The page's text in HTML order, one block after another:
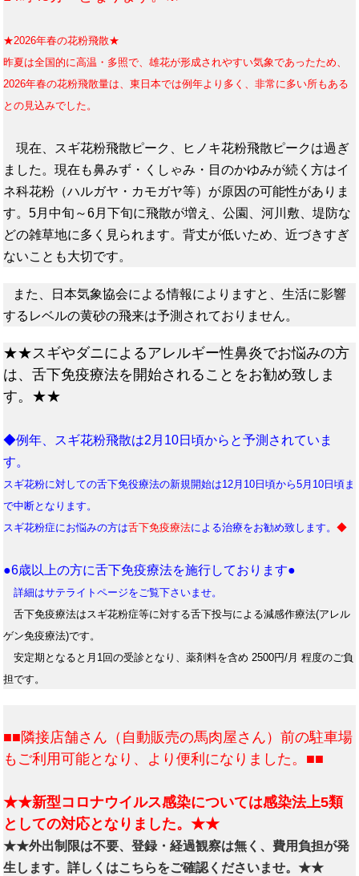
★2026年春の花粉飛散★
昨夏は全国的に高温・多照で、雄花が形成されやすい気象であったため、
2026年春の花粉飛散量は、東日本では例年より多く、非常に多い所もある
との見込みでした。
現在、スギ花粉飛散ピーク、ヒノキ花粉飛散ピークは過ぎ
ました。現在も鼻みず・くしゃみ・目のかゆみが続く方はイ
ネ科花粉（ハルガヤ・カモガヤ等）が原因の可能性がありま
す。5月中旬～6月下旬に飛散が増え、公園、河川敷、堤防な
どの雑草地に多く見られます。背丈が低いため、近づきすぎ
ないことも大切です。
また、日本気象協会による情報によりますと、生活に影響
するレベルの黄砂の飛来は予測されておりません。
★★スギやダニによるアレルギー性鼻炎でお悩みの方
は、舌下免疫療法を開始されることをお勧め致しま
す。★★
◆例年、スギ花粉飛散は2月10日頃からと予測されていま
す。
スギ花粉に対しての舌下免役療法の新規開始は12月10日頃から5月10日頃ま
で中断となります。
スギ花粉症にお悩みの方は舌下免疫療法による治療をお勧め致します。◆
●6歳以上の方に舌下免疫療法を施行しております●
詳細はサテライトページをご覧下さいませ。
舌下免疫療法はスギ花粉症等に対する舌下投与による減感作療法(アレル
ゲン免疫療法)です。
安定期となると月1回の受診となり、薬剤料を含め 2500円/月 程度のご負
担です。
■■隣接店舗さん（自動販売の馬肉屋さん）前の駐車場
もご利用可能となり、より便利になりました。■■
★★新型コロナウイルス感染については感染法上5類
としての対応となりました。★★
★★外出制限は不要、登録・経過観察は無く、費用負担が発
生します。詳しくはこちらをご確認くださいませ。★★